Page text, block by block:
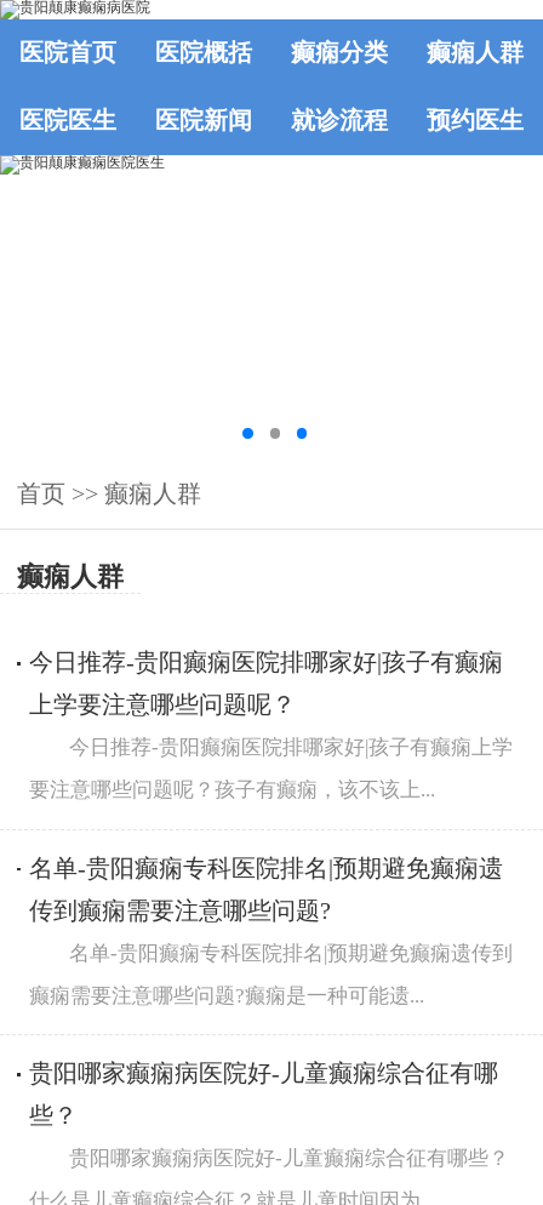
医院首页 医院概括 癫痫分类 癫痫人群
医院医生 医院新闻 就诊流程 预约医生
首页 >> 癫痫人群
癫痫人群
今日推荐-贵阳癫痫医院排哪家好|孩子有癫痫
上学要注意哪些问题呢？
今日推荐-贵阳癫痫医院排哪家好|孩子有癫痫上学
要注意哪些问题呢？孩子有癫痫，该不该上...
名单-贵阳癫痫专科医院排名|预期避免癫痫遗
传到癫痫需要注意哪些问题?
名单-贵阳癫痫专科医院排名|预期避免癫痫遗传到
癫痫需要注意哪些问题?癫痫是一种可能遗...
贵阳哪家癫痫病医院好-儿童癫痫综合征有哪
些？
贵阳哪家癫痫病医院好-儿童癫痫综合征有哪些？